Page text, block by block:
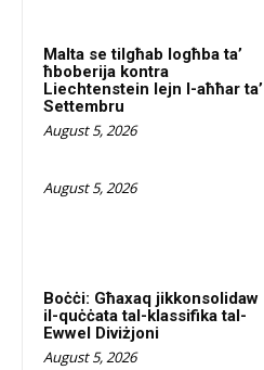
Malta se tilgħab logħba ta’
ħboberija kontra
Liechtenstein lejn l-aħħar ta’
Settembru
August 5, 2026
August 5, 2026
Boċċi: Għaxaq jikkonsolidaw
il-quċċata tal-klassifika tal-
Ewwel Diviżjoni
August 5, 2026